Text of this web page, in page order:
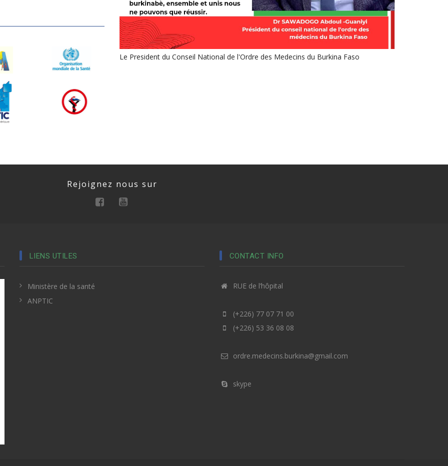
Le President du Conseil National de l'Ordre des Medecins du Burkina Faso
Rejoignez nous sur
LIENS UTILES
Ministère de la santé
ANPTIC
CONTACT INFO
RUE de l’hôpital
(+226) 77 07 71 00
(+226) 53 36 08 08
ordre.medecins.burkina@gmail.com
skype